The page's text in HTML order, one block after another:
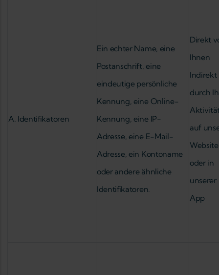
A. Identifikatoren
Ein echter Name, eine
Postanschrift, eine
eindeutige persönliche
Kennung, eine Online-
Kennung, eine IP-
Adresse, eine E-Mail-
Adresse, ein Kontoname
oder andere ähnliche
Identifikatoren.
Direkt
Ihnen
Indirekt
durch
auf
Website
oder in
unserer
App